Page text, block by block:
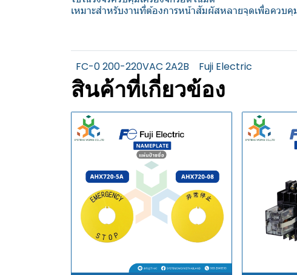
เหมาะสำหรับงานที่ต้องการหน้าสัมผัสหลายจุดเพื่อควบ
FC-0 200-220VAC 2A2B Fuji Electric
สินค้าที่เกี่ยวข้อง